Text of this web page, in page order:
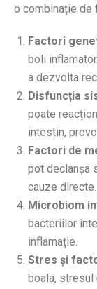
o combinație de
Factori
boli
a dezvolta
Disfuncția
poate
intestin,
Factori de
pot declanșa
cauze directe.
Microbiom
bacteriilor
inflamație.
Stres și
boala,